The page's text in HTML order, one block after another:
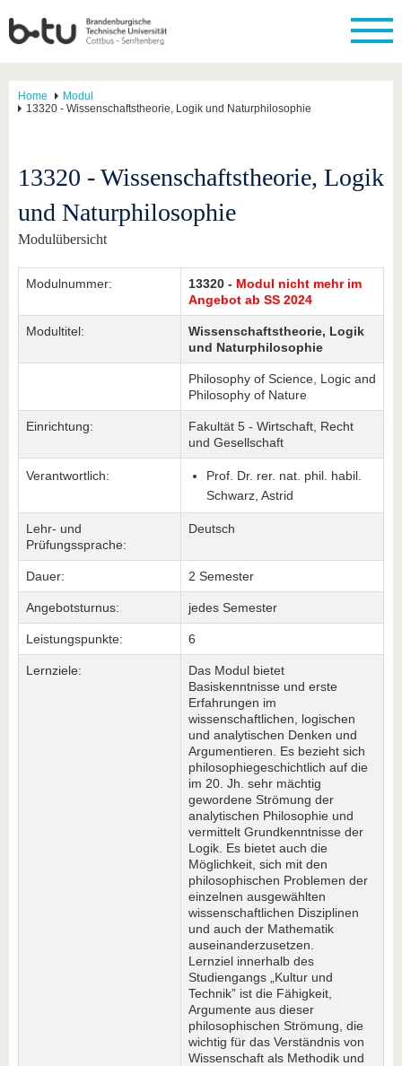
Home
Modul
13320 - Wissenschaftstheorie, Logik und Naturphilosophie
13320 - Wissenschaftstheorie, Logik
und Naturphilosophie
Modulübersicht
Modulnummer: 13320 - Modul nicht mehr im
Angebot ab SS 2024
Modultitel:
Wissenschaftstheorie, Logik
und Naturphilosophie
Philosophy of Science, Logic and
Philosophy of Nature
Einrichtung:
Fakultät 5 - Wirtschaft, Recht
und Gesellschaft
Verantwortlich:
Prof. Dr. rer. nat. phil. habil.
Schwarz, Astrid
Lehr- und
Prüfungssprache:
Deutsch
Dauer: 2 Semester
Angebotsturnus: jedes Semester
Leistungspunkte: 6
Lernziele:
Das Modul bietet
Basiskenntnisse und erste
Erfahrungen im
wissenschaftlichen, logischen
und analytischen Denken und
Argumentieren. Es bezieht sich
philosophiegeschichtlich auf die
im 20. Jh. sehr mächtig
gewordene Strömung der
analytischen Philosophie und
vermittelt Grundkenntnisse der
Logik. Es bietet auch die
Möglichkeit, sich mit den
philosophischen Problemen der
einzelnen ausgewählten
wissenschaftlichen Disziplinen
und auch der Mathematik
auseinanderzusetzen.
Lernziel innerhalb des
Studiengangs „Kultur und
Technik” ist die Fähigkeit,
Argumente aus dieser
philosophischen Strömung, die
wichtig für das Verständnis von
Wissenschaft als Methodik und